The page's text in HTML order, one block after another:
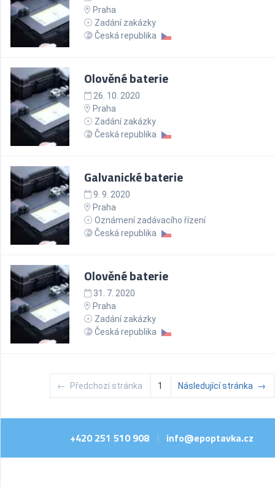
Praha
Zadání zakázky
Česká republika
Olověné baterie
26. 10. 2020
Praha
Zadání zakázky
Česká republika
Galvanické baterie
9. 9. 2020
Praha
Oznámení zadávacího řízení
Česká republika
Olověné baterie
31. 7. 2020
Praha
Zadání zakázky
Česká republika
← Předchozí stránka 1 Následující stránka →
+420 251 510 908 | info@epoptavka.cz